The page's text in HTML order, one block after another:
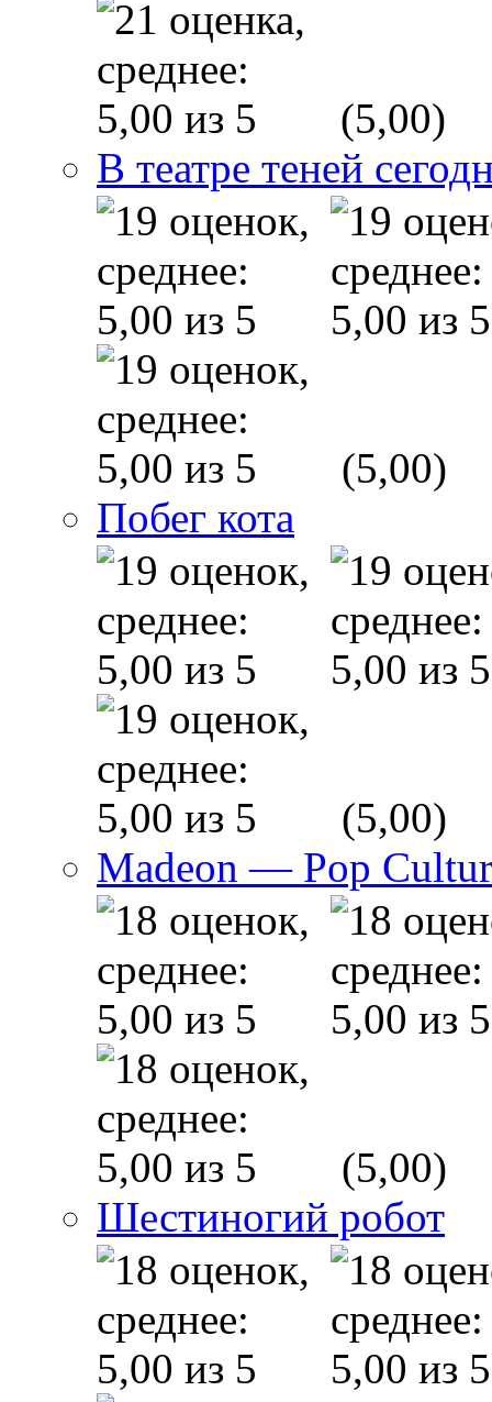
(5,00)
В театре теней
(5,00)
Побег кота
(5,00)
Madeon — Pop
(5,00)
Шестиногий робот